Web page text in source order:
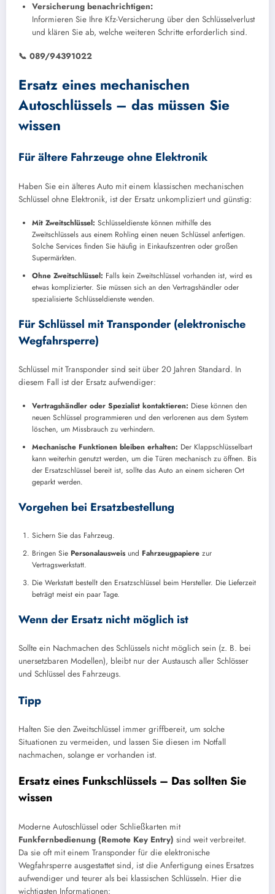
Versicherung benachrichtigen:
Informieren Sie Ihre Kfz-Versicherung über den Schlüsselverlust
und klären Sie ab, welche weiteren Schritte erforderlich sind.
📞 089/94391022
Ersatz eines mechanischen
Autoschlüssels – das müssen Sie
wissen
Für ältere Fahrzeuge ohne Elektronik
Haben Sie ein älteres Auto mit einem klassischen mechanischen
Schlüssel ohne Elektronik, ist der Ersatz unkompliziert und günstig:
Mit Zweitschlüssel: Schlüsseldienste können mithilfe des
Zweitschlüssels aus einem Rohling einen neuen Schlüssel anfertigen.
Solche Services finden Sie häufig in Einkaufszentren oder großen
Supermärkten.
Ohne Zweitschlüssel: Falls kein Zweitschlüssel vorhanden ist, wird es
etwas komplizierter. Sie müssen sich an den Vertragshändler oder
spezialisierte Schlüsseldienste wenden.
Für Schlüssel mit Transponder (elektronische
Wegfahrsperre)
Schlüssel mit Transponder sind seit über 20 Jahren Standard. In
diesem Fall ist der Ersatz aufwendiger:
Vertragshändler oder Spezialist kontaktieren: Diese können den
neuen Schlüssel programmieren und den verlorenen aus dem System
löschen, um Missbrauch zu verhindern.
Mechanische Funktionen bleiben erhalten: Der Klappschlüsselbart
kann weiterhin genutzt werden, um die Türen mechanisch zu öffnen. Bis
der Ersatzschlüssel bereit ist, sollte das Auto an einem sicheren Ort
geparkt werden.
Vorgehen bei Ersatzbestellung
Sichern Sie das Fahrzeug.
Bringen Sie Personalausweisund Fahrzeugpapiere zur
Vertragswerkstatt.
Die Werkstatt bestellt den Ersatzschlüssel beim Hersteller. Die Lieferzeit
beträgt meist ein paar Tage.
Wenn der Ersatz nicht möglich ist
Sollte ein Nachmachen des Schlüssels nicht möglich sein (z. B. bei
unersetzbaren Modellen), bleibt nur der Austausch aller Schlösser
und Schlüssel des Fahrzeugs.
Tipp
Halten Sie den Zweitschlüssel immer griffbereit, um solche
Situationen zu vermeiden, und lassen Sie diesen im Notfall
nachmachen, solange er vorhanden ist.
Ersatz eines Funkschlüssels – Das sollten Sie
wissen
Moderne Autoschlüssel oder Schließkarten mit
Funkfernbedienung (Remote Key Entry) sind weit verbreitet.
Da sie oft mit einem Transponder für die elektronische
Wegfahrsperre ausgestattet sind, ist die Anfertigung eines Ersatzes
aufwendiger und teurer als bei klassischen Schlüsseln. Hier die
wichtigsten Informationen: